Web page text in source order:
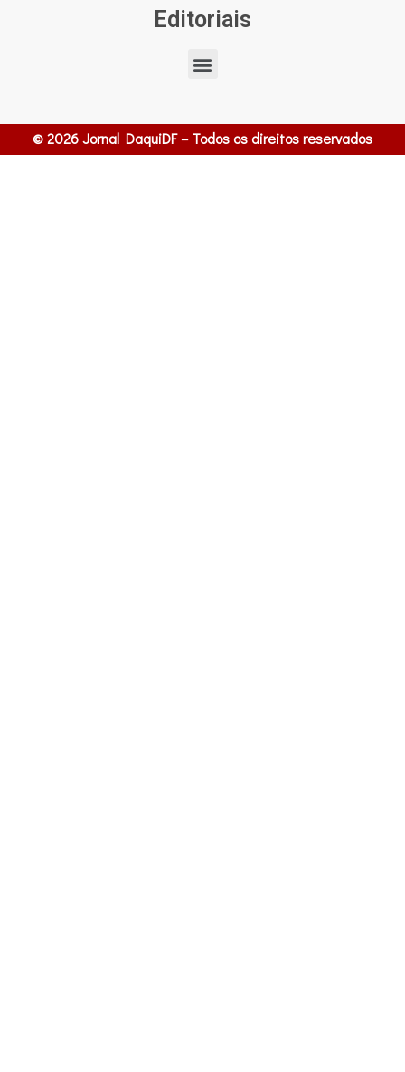
Editoriais
© 2026 Jornal DaquiDF – Todos os direitos reservados